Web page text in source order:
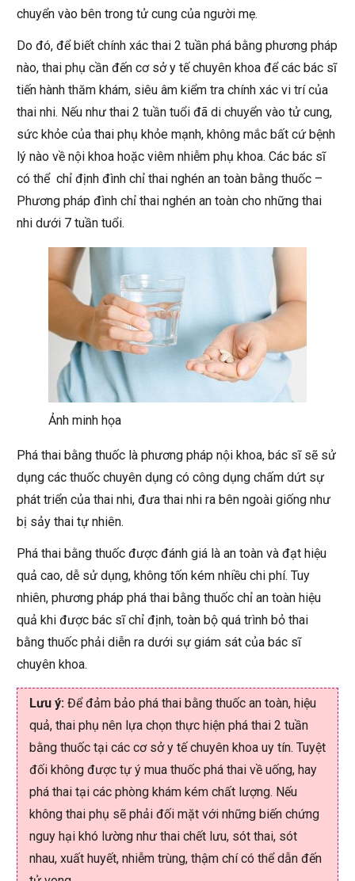
chuyển vào bên trong tử cung của người mẹ.
Do đó, để biết chính xác thai 2 tuần phá bằng phương pháp
nào, thai phụ cần đến cơ sở y tế chuyên khoa để các bác sĩ
tiến hành thăm khám, siêu âm kiểm tra chính xác vi trí của
thai nhi. Nếu như thai 2 tuần tuổi đã di chuyển vào tử cung,
sức khỏe của thai phụ khỏe mạnh, không mắc bất cứ bệnh
lý nào về nội khoa hoặc viêm nhiễm phụ khoa. Các bác sĩ
có thể chỉ định đình chỉ thai nghén an toàn bằng thuốc –
Phương pháp đình chỉ thai nghén an toàn cho những thai
nhi dưới 7 tuần tuổi.
Ảnh minh họa
Phá thai bằng thuốc là phương pháp nội khoa, bác sĩ sẽ sử
dụng các thuốc chuyên dụng có công dụng chấm dứt sự
phát triển của thai nhi, đưa thai nhi ra bên ngoài giống như
bị sảy thai tự nhiên.
Phá thai bằng thuốc được đánh giá là an toàn và đạt hiệu
quả cao, dễ sử dụng, không tốn kém nhiều chi phí. Tuy
nhiên, phương pháp phá thai bằng thuốc chỉ an toàn hiệu
quả khi được bác sĩ chỉ định, toàn bộ quá trình bỏ thai
bằng thuốc phải diễn ra dưới sự giám sát của bác sĩ
chuyên khoa.
Lưu ý: Để đảm bảo phá thai bằng thuốc an toàn, hiệu
quả, thai phụ nên lựa chọn thực hiện phá thai 2 tuần
bằng thuốc tại các cơ sở y tế chuyên khoa uy tín. Tuyệt
đối không được tự ý mua thuốc phá thai về uống, hay
phá thai tại các phòng khám kém chất lượng. Nếu
không thai phụ sẽ phải đối mặt với những biến chứng
nguy hại khó lường như thai chết lưu, sót thai, sót
nhau, xuất huyết, nhiễm trùng, thậm chí có thể dẫn đến